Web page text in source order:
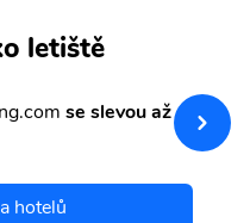
letiště
se slevou až
hotelů